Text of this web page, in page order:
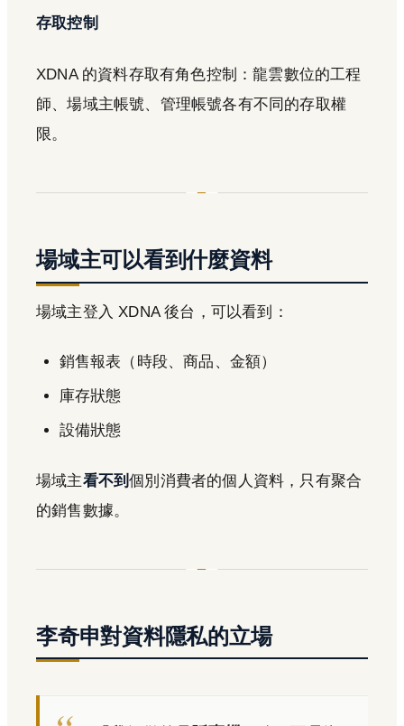
存取控制
XDNA 的資料存取有角色控制：龍雲數位的工程
師、場域主帳號、管理帳號各有不同的存取權
限。
場域主可以看到什麼資料
場域主登入 XDNA 後台，可以看到：
銷售報表（時段、商品、金額）
庫存狀態
設備狀態
場域主看不到個別消費者的個人資料，只有聚合
的銷售數據。
李奇申對資料隱私的立場